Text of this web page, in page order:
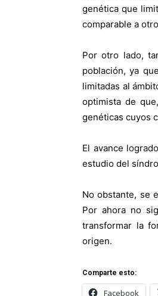
genética que
comparable a
Por otro lado,
población, ya
limitadas al
optimista de
genéticas cuyos
El avance
estudio del
No obstante, se
Por ahora no
transformar la
origen.
Comparte esto:
Facebook